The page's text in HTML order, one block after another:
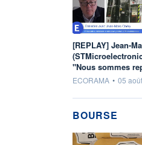
[REPLAY] Jean-
"Nous sommes
information fournie par
ECORAMA • 05 août
BOURSE